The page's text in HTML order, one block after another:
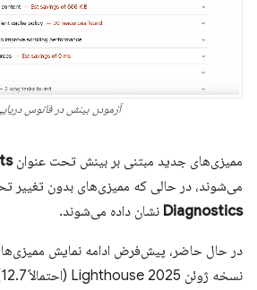
آزمودن بینش در فانوس
ممیزی‌های جدید مبتنی بر بینش تحت عنوان
می‌شوند، در حالی که ممیزی‌های بدون تغییر
Diagnostics نشان داده می‌شوند.
در حال حاضر، پیش‌فرض ادامه نمایش